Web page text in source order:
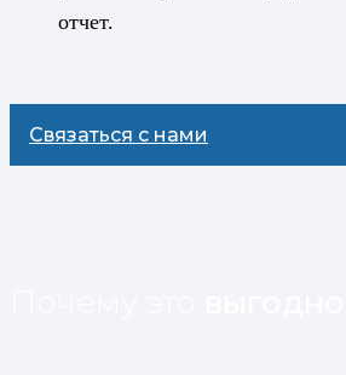
отчет.
Связаться с нами